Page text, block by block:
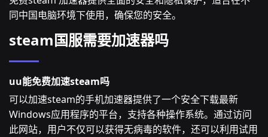
同中国电脑环境下使用，确保您的安全。
steam国服需要加速器吗
uu能免费加速steam吗
可以加速steam的手机加速器提供了一个安全下载最新
Windows应用程序的平台，支持各种操作系统。通过访问
此网站，用户不仅可以获得无病毒的软件，还可以利用试用